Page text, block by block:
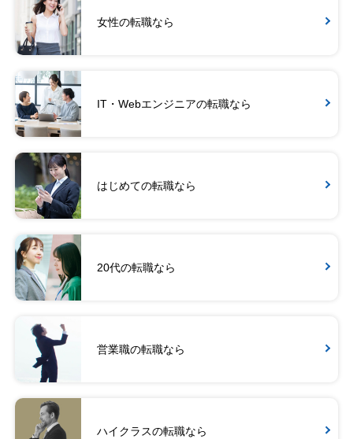
女性の転職なら
IT・Webエンジニアの転職なら
はじめての転職なら
20代の転職なら
営業職の転職なら
ハイクラスの転職なら